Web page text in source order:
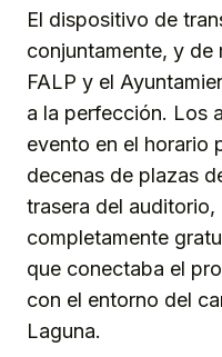
El dispositivo de
conjuntamente, y de
FALP y el
a la perfección. Los
evento en el horario
decenas de plazas
trasera del
completamente
que conectaba el
con el entorno del
Laguna.